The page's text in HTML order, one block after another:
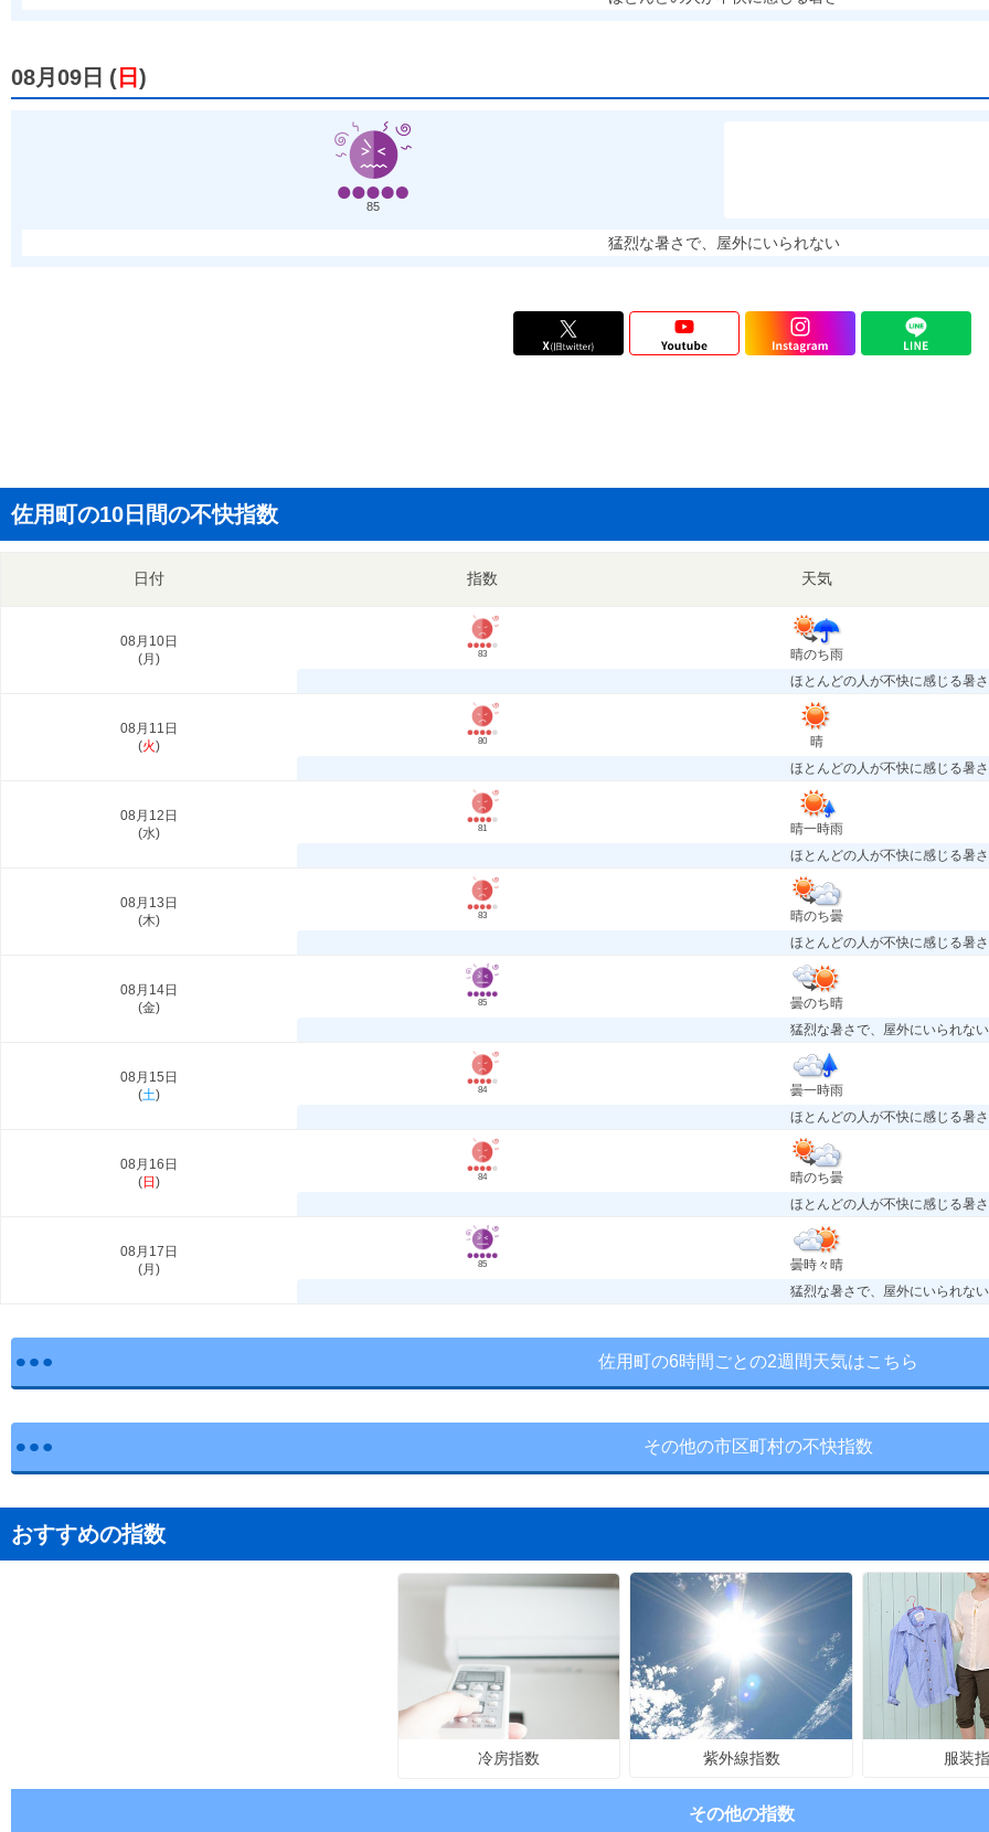
08月09日 ( 日 )
85
猛烈な暑さで、屋外にいられない
佐用町の10日間の不快指数
日付 指数 天気
08月10日
(月 ) 83
晴のち雨
ほとんどの人が不快に感じる暑さ
08月11日
(火) 80
晴
ほとんどの人が不快に感じる暑さ
08月12日
(水) 81
晴一時雨
ほとんどの人が不快に感じる暑さ
08月13日
(木) 83
晴のち曇
ほとんどの人が不快に感じる暑さ
08月14日
(金) 85
曇のち晴
猛烈な暑さで、屋外にいられない
08月15日
(土) 84
曇一時雨
ほとんどの人が不快に感じる暑さ
08月16日
(日 ) 84
晴のち曇
ほとんどの人が不快に感じる暑さ
08月17日
(月 ) 85
曇時々晴
猛烈な暑さで、屋外にいられない
佐用町の6時間ごとの2週間天気はこちら
その他の市区町村の不快指数
おすすめの指数
冷房指数 紫外線指数 服装
その他の指数